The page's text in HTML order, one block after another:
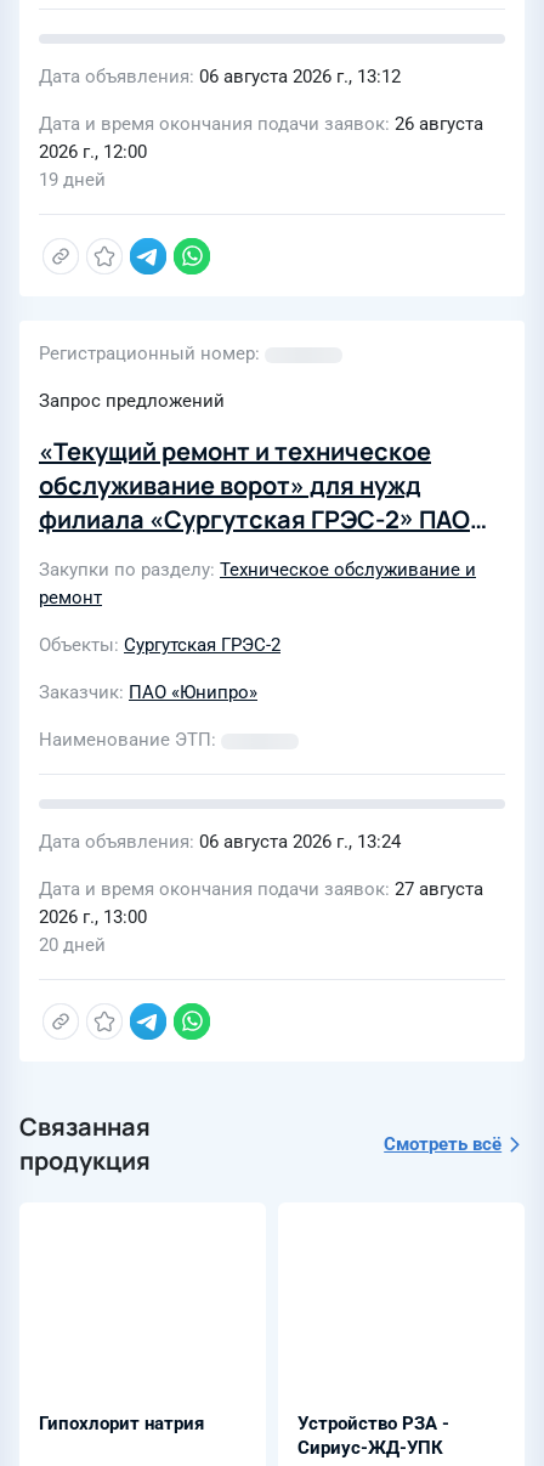
Дата объявления 06 августа 2026 г., 13:12
Дата и время окончания подачи заявок 26 августа
2026 г., 12:00
19 дней
Регистрационный номер
Запрос предложений
«Текущий ремонт и техническое
обслуживание ворот» для нужд
филиала «Сургутская ГРЭС-2» ПАО
Закупки по разделу Техническое обслуживание и
ремонт
Объекты Сургутская ГРЭС-2
Заказчик ПАО «Юнипро»
Наименование ЭТП
Дата объявления 06 августа 2026 г., 13:24
Дата и время окончания подачи заявок 27 августа
2026 г., 13:00
20 дней
Связанная
продукция
Смотреть всё
Гипохлорит натрия
Устройство РЗА -
Сириус-ЖД-УПК